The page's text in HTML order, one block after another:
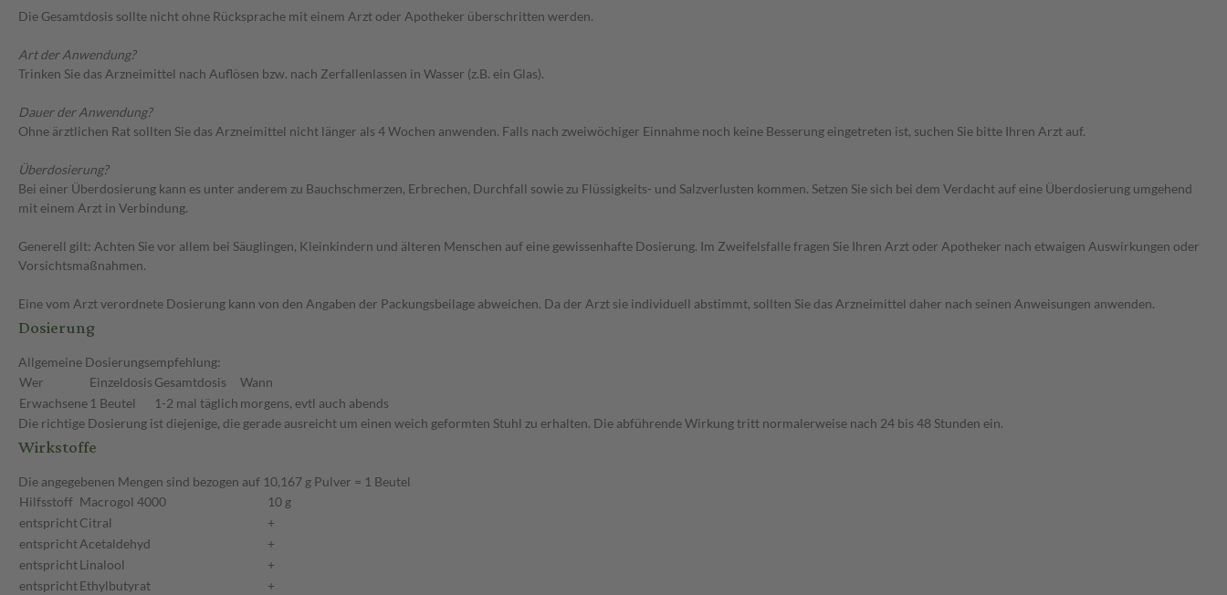
Die Gesamtdosis sollte nicht ohne Rücksprache mit einem Arzt oder Apotheker überschritten werden.
Art der Anwendung?
Trinken Sie das Arzneimittel nach Auflösen bzw. nach Zerfallenlassen in Wasser (z.B. ein Glas).
Dauer der Anwendung?
Ohne ärztlichen Rat sollten Sie das Arzneimittel nicht länger als 4 Wochen anwenden. Falls nach zweiwöchiger Einnahme noch keine Besserung eingetreten ist, suchen Sie bitte Ihren Arzt auf.
Überdosierung?
Bei einer Überdosierung kann es unter anderem zu Bauchschmerzen, Erbrechen, Durchfall sowie zu Flüssigkeits- und Salzverlusten kommen. Setzen Sie sich bei dem Verdacht auf eine Überdosierung umgehend
mit einem Arzt in Verbindung.
Generell gilt: Achten Sie vor allem bei Säuglingen, Kleinkindern und älteren Menschen auf eine gewissenhafte Dosierung. Im Zweifelsfalle fragen Sie Ihren Arzt oder Apotheker nach etwaigen Auswirkungen oder
Vorsichtsmaßnahmen.
Eine vom Arzt verordnete Dosierung kann von den Angaben der Packungsbeilage abweichen. Da der Arzt sie individuell abstimmt, sollten Sie das Arzneimittel daher nach seinen Anweisungen anwenden.
Dosierung
Allgemeine Dosierungsempfehlung:
Wer
Einzeldosis Gesamtdosis
Wann
Erwachsene 1 Beutel 1-2 mal täglich morgens, evtl auch abends
Die richtige Dosierung ist diejenige, die gerade ausreicht um einen weich geformten Stuhl zu erhalten. Die abführende Wirkung tritt normalerweise nach 24 bis 48 Stunden ein.
Wirkstoffe
Die angegebenen Mengen sind bezogen auf 10,167 g Pulver = 1 Beutel
Hilfsstoff Macrogol 4000
10 g
entsprichtCitral
+
entsprichtAcetaldehyd
+
entsprichtLinalool
+
entsprichtEthylbutyrat
+